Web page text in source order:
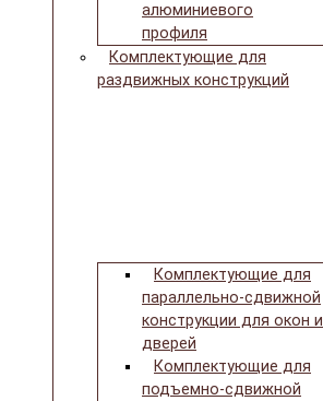
алюминиевого
профиля
Комплектующие для
раздвижных конструкций
Комплектующие для
параллельно-сдвижной
конструкции для окон и
дверей
Комплектующие для
подъемно-сдвижной